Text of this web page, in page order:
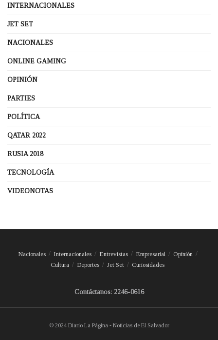
INTERNACIONALES
JET SET
NACIONALES
ONLINE GAMING
OPINIÓN
PARTIES
POLÍTICA
QATAR 2022
RUSIA 2018
TECNOLOGÍA
VIDEONOTAS
Nacionales Internacionales Entrevistas Empresarial
Opinión
Cultura
Deportes Jet Set Curiosidades
Contáctanos: 2246-0616
© 2024 Diario La Página - Noticias de El Salvador